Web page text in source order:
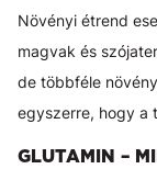
Növényi étrend
magvak és
de többféle
egyszerre, hogy a
GLUTAMIN –